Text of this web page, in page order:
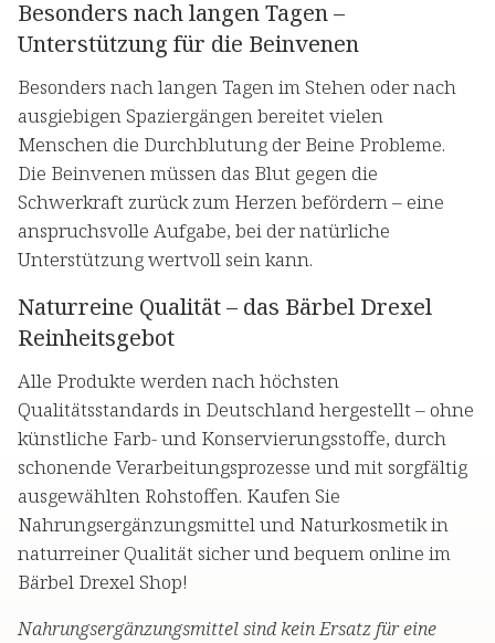
Besonders nach langen Tagen –
Unterstützung für die Beinvenen
Besonders nach langen Tagen im Stehen oder nach
ausgiebigen Spaziergängen bereitet vielen
Menschen die Durchblutung der Beine Probleme.
Die Beinvenen müssen das Blut gegen die
Schwerkraft zurück zum Herzen befördern – eine
anspruchsvolle Aufgabe, bei der natürliche
Unterstützung wertvoll sein kann.
Naturreine Qualität – das Bärbel Drexel
Reinheitsgebot
Alle Produkte werden nach höchsten
Qualitätsstandards in Deutschland hergestellt – ohne
künstliche Farb- und Konservierungsstoffe, durch
schonende Verarbeitungsprozesse und mit sorgfältig
ausgewählten Rohstoffen. Kaufen Sie
Nahrungsergänzungsmittel und Naturkosmetik in
naturreiner Qualität sicher und bequem online im
Bärbel Drexel Shop!
Nahrungsergänzungsmittel sind kein Ersatz für eine